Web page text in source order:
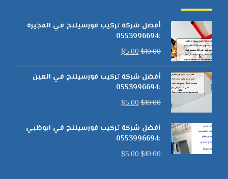
أفضل شركة تركيب فورسيلنج في الفجيرة
:0553996694
$10.00
$5.00
أفضل شركة تركيب فورسيلنج في العين
:0553996694
$10.00
$5.00
أفضل شركة تركيب فورسيلنج في ابوظبي
:0553996694
$10.00
$5.00